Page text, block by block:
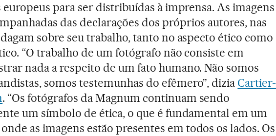
europeus para ser distribuídas à imprensa. As imagens
das declarações dos próprios autores, nas
sobre seu trabalho, tanto no aspecto ético como
“O trabalho de um fotógrafo não consiste em
nada a respeito de um fato humano. Não somos
somos testemunhas do efêmero”, dizia Cartier-
. “Os fotógrafos da Magnum continuam sendo
um símbolo de ética, o que é fundamental em um
as imagens estão presentes em todos os lados. Os